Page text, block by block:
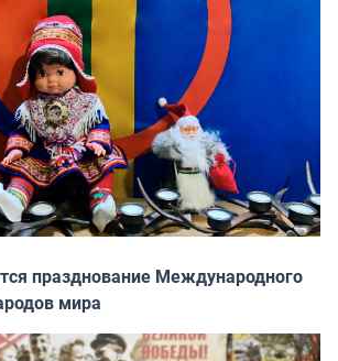
празднование Международного
мира